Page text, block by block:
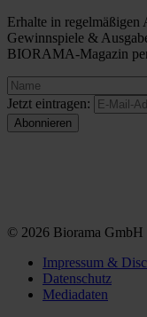
Erhalte in regelmäßigen
Gewinnspiele &
BIORAMA-Magazin
Jetzt eintragen:
© 2026 Biorama GmbH
Impressum &
Datenschutz
Mediadaten